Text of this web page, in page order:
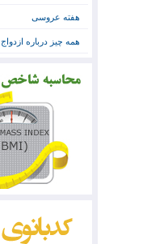
هفته عروسی
همه چیز درباره ازدواج